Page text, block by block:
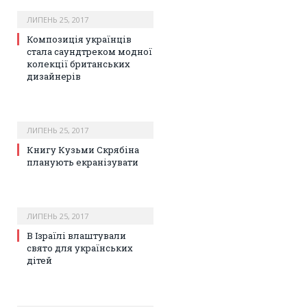
ЛИПЕНЬ 25, 2017
Композиція українців
стала саундтреком модної
колекції британських
дизайнерів
ЛИПЕНЬ 25, 2017
Книгу Кузьми Скрябіна
планують екранізувати
ЛИПЕНЬ 25, 2017
В Ізраїлі влаштували
свято для українських
дітей